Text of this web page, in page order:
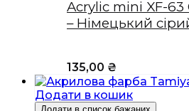
Acrylic mini XF-63
– Німецький
135,00 ₴
Додати в кошик